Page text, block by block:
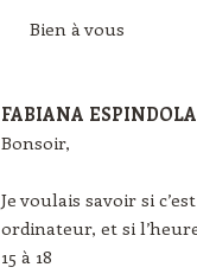
Bien à vous
FABIANA ESPINDOLA
Bonsoir,
Je voulais savoir si
ordinateur, et si
15 à 18